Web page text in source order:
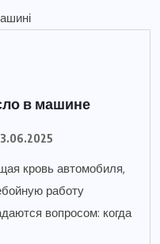
в машине
кровь автомобиля,
работу
вопросом: когда